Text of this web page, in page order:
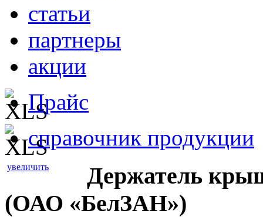
статьи
партнеры
акции
Прайс
справочник продукции
увеличить
Держатель
(ОАО «БелЗАН»)